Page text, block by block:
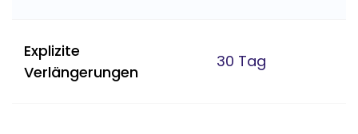
Explizite
Verlängerungen
30 Tag